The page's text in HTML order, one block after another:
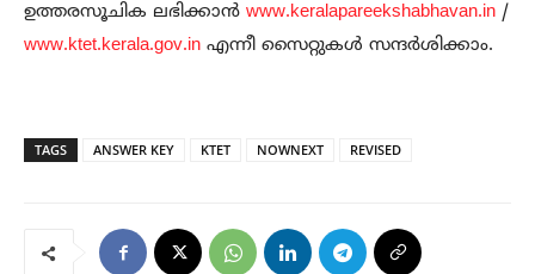
ഉത്തരസൂചിക ലഭിക്കാന്‍ www.keralapareekshabhavan.in /
www.ktet.kerala.gov.in എന്നീ സൈറ്റുകള്‍ സന്ദര്‍ശിക്കാം.
TAGS ANSWER KEY KTET NOWNEXT REVISED